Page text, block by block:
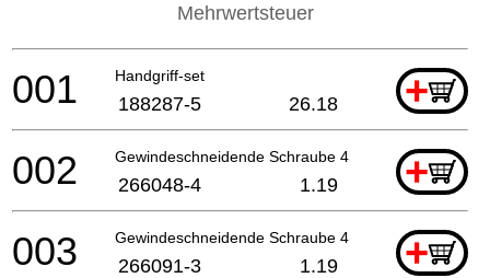
Mehrwertsteuer
Handgriff-set +
001 188287-5 26.18
Gewindeschneidende Schraube 4x40 +
002 266048-4 1.19
Gewindeschneidende Schraube 4x50 +
003 266091-3 1.19